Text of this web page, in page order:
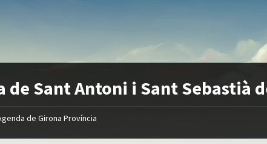
de Sant Antoni i Sant Sebastià
de Girona Província